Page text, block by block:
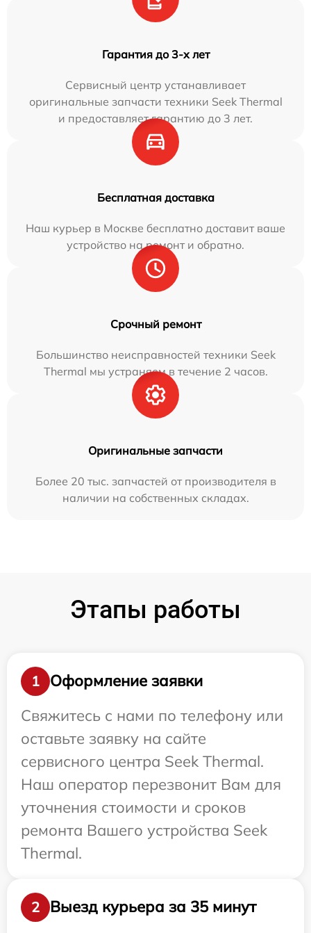
Гарантия до 3-х лет
Сервисный центр устанавливает
оригинальные запчасти техники Seek Thermal
и предоставляет гарантию до 3 лет.
Бесплатная доставка
Наш курьер в Москве бесплатно доставит ваше
устройство на ремонт и обратно.
Срочный ремонт
Большинство неисправностей техники Seek
Thermal мы устраняем в течение 2 часов.
Оригинальные запчасти
Более 20 тыс. запчастей от производителя в
наличии на собственных складах.
Этапы работы
1
Оформление заявки
Свяжитесь с нами по телефону или
оставьте заявку на сайте
сервисного центра Seek Thermal.
Наш оператор перезвонит Вам для
уточнения стоимости и сроков
ремонта Вашего устройства Seek
Thermal.
2
Выезд курьера за 35 минут